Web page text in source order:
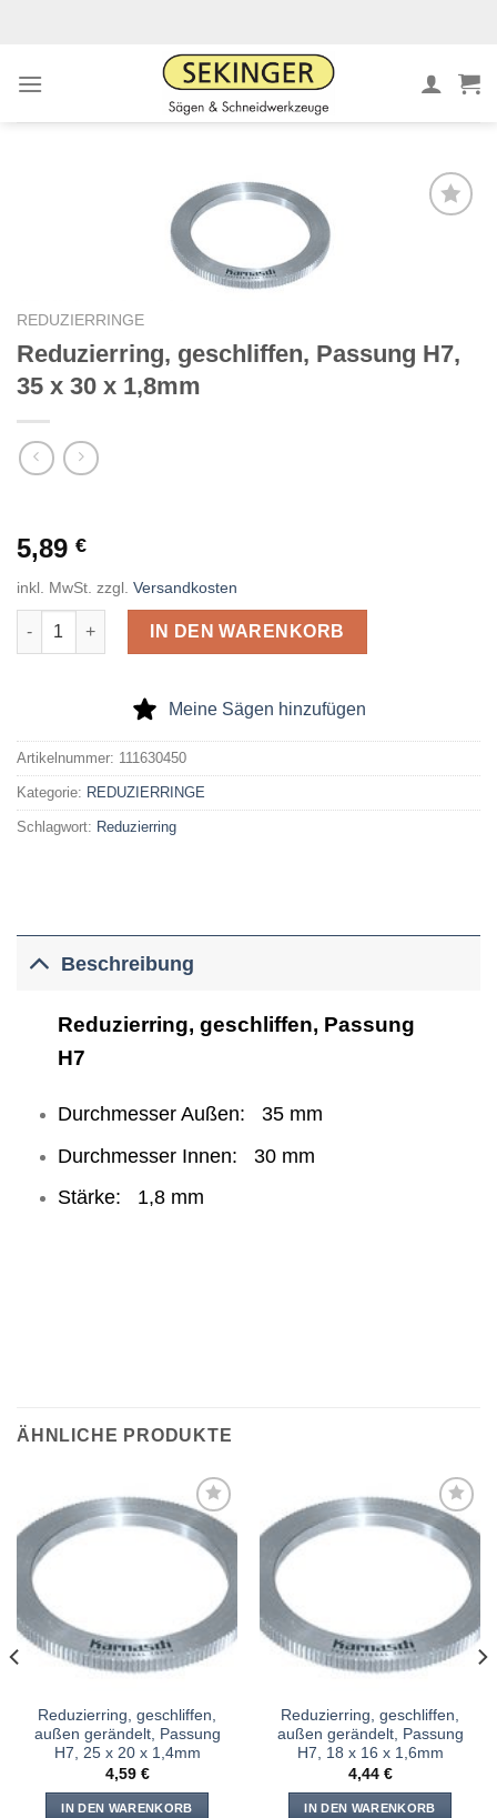
REDUZIERRINGE
Reduzierring, geschliffen, Passung H7,
35 x 30 x 1,8mm
5,89 €
inkl. MwSt. zzgl. Versandkosten
Reduzierring, geschliffen, Passung H7, 35 x 30 x 1,8mm Menge
IN DEN WARENKORB
Meine Sägen hinzufügen
Artikelnummer: 111630450
Kategorie: REDUZIERRINGE
Schlagwort: Reduzierring
Beschreibung
Reduzierring, geschliffen, Passung
H7
Durchmesser Außen: 35 mm
Durchmesser Innen: 30 mm
Stärke: 1,8 mm
ÄHNLICHE PRODUKTE
hinzufügen
Reduzierring, geschliffen,
außen gerändelt, Passung
H7, 25 x 20 x 1,4mm
4,59 €
IN DEN WARENKORB
hinzufügen
Reduzierring, geschliffen,
außen gerändelt, Passung
H7, 18 x 16 x 1,6mm
4,44 €
IN DEN WARENKORB